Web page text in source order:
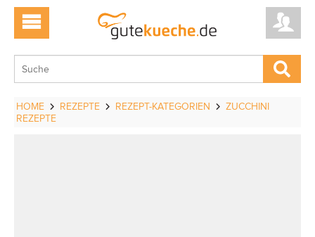
HOME REZEPTE REZEPT-KATEGORIEN
ZUCCHINI
REZEPTE